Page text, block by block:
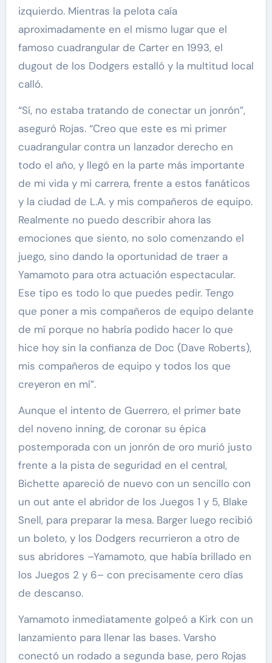
izquierdo. Mientras la pelota caía
aproximadamente en el mismo lugar que el
famoso cuadrangular de Carter en 1993, el
dugout de los Dodgers estalló y la multitud local
calló.
“Sí, no estaba tratando de conectar un jonrón”,
aseguró Rojas. “Creo que este es mi primer
cuadrangular contra un lanzador derecho en
todo el año, y llegó en la parte más importante
de mi vida y mi carrera, frente a estos fanáticos
y la ciudad de L.A. y mis compañeros de equipo.
Realmente no puedo describir ahora las
emociones que siento, no solo comenzando el
juego, sino dando la oportunidad de traer a
Yamamoto para otra actuación espectacular.
Ese tipo es todo lo que puedes pedir. Tengo
que poner a mis compañeros de equipo delante
de mí porque no habría podido hacer lo que
hice hoy sin la confianza de Doc (Dave Roberts),
mis compañeros de equipo y todos los que
creyeron en mí”.
Aunque el intento de Guerrero, el primer bate
del noveno inning, de coronar su épica
postemporada con un jonrón de oro murió justo
frente a la pista de seguridad en el central,
Bichette apareció de nuevo con un sencillo con
un out ante el abridor de los Juegos 1 y 5, Blake
Snell, para preparar la mesa. Barger luego recibió
un boleto, y los Dodgers recurrieron a otro de
sus abridores –Yamamoto, que había brillado en
los Juegos 2 y 6– con precisamente cero días
de descanso.
Yamamoto inmediatamente golpeó a Kirk con un
lanzamiento para llenar las bases. Varsho
conectó un rodado a segunda base, pero Rojas